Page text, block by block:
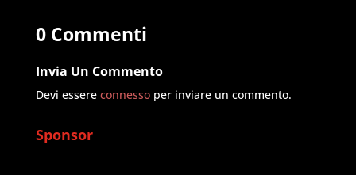
0 Commenti
Invia Un Commento
Devi essere connessoper inviare un commento.
Sponsor